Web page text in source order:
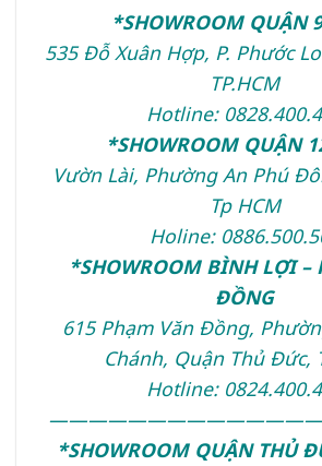
*SHOWROOM QUẬN
535 Đỗ Xuân Hợp, P. Phước
TP.HCM
Hotline:
*SHOWROOM QUẬN
Vườn Lài, Phường An Phú
Tp HCM
Holine:
*SHOWROOM BÌNH LỢI –
ĐỒNG
615 Phạm Văn Đồng,
Chánh, Quận Thủ Đức,
Hotline:
*SHOWROOM QUẬN THỦ